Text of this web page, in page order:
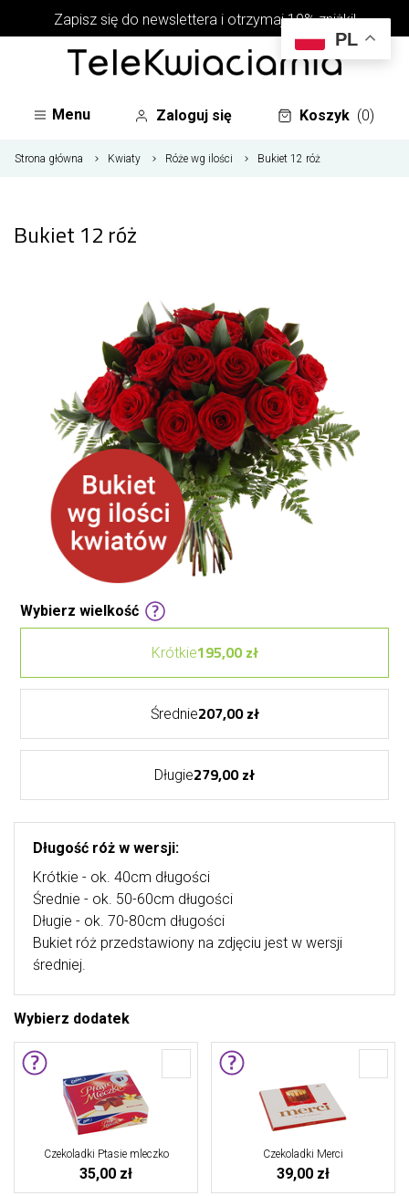
Zapisz się do newslettera i otrzymaj 10% zniżki!
Menu Zaloguj się Koszyk (0)
Strona główna Kwiaty Róże wg ilości Bukiet 12 róż
Bukiet 12 róż
Wybierz wielkość
Krótkie195,00 zł
Średnie207,00 zł
Długie279,00 zł
Długość róż w wersji:
Krótkie - ok. 40cm długości
Średnie - ok. 50-60cm długości
Długie - ok. 70-80cm długości
Bukiet róż przedstawiony na zdjęciu jest w wersji
średniej.
Wybierz dodatek
Czekoladki Ptasie mleczko
35,00 zł
Czekoladki Merci
39,00 zł
PL